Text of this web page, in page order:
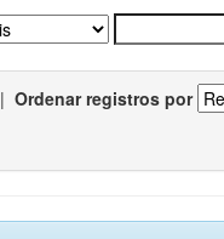
| Ordenar registros por